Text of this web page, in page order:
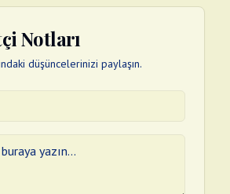
Notları
düşüncelerinizi paylaşın.